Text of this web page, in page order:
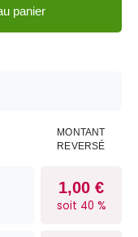
panier
MONTANT
REVERSÉ
1,00 €
soit 40 %